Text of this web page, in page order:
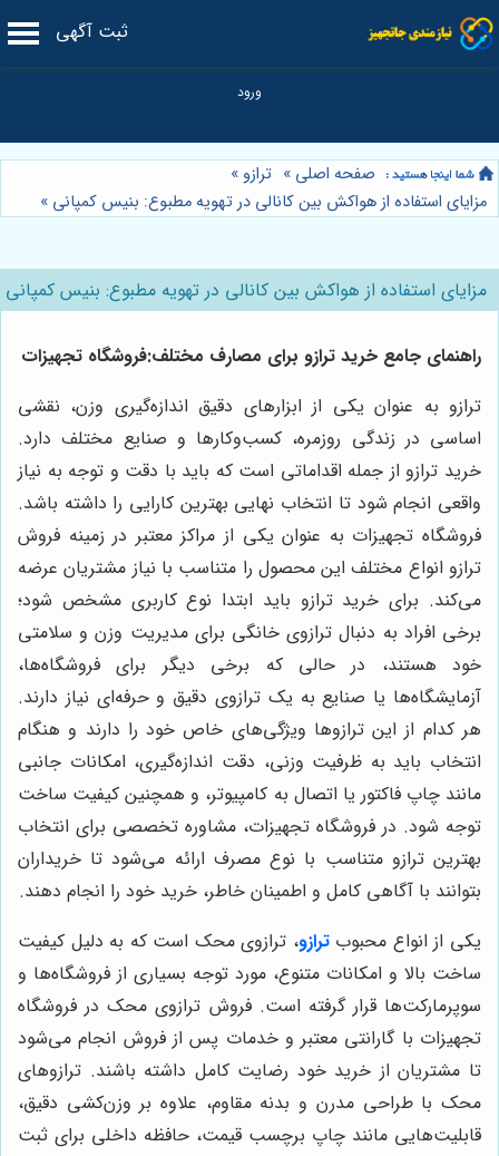
ثبت آگهی
صفحه اصلی » ترازو »
مزایای استفاده از هواکش بین کانالی در تهویه مطبوع: بنیس کمپانی »
مزایای استفاده از هواکش بین کانالی در تهویه مطبوع: بنیس کمپانی
راهنمای جامع خرید ترازو برای مصارف مختلف:فروشگاه تجهیزات
ترازو به عنوان یکی از ابزارهای دقیق اندازه‌گیری وزن، نقشی
اساسی در زندگی روزمره، کسب‌وکارها و صنایع مختلف دارد.
خرید ترازو از جمله اقداماتی است که باید با دقت و توجه به نیاز
واقعی انجام شود تا انتخاب نهایی بهترین کارایی را داشته باشد.
فروشگاه تجهیزات به عنوان یکی از مراکز معتبر در زمینه فروش
ترازو انواع مختلف این محصول را متناسب با نیاز مشتریان عرضه
می‌کند. برای خرید ترازو باید ابتدا نوع کاربری مشخص شود؛
برخی افراد به دنبال ترازوی خانگی برای مدیریت وزن و سلامتی
خود هستند، در حالی که برخی دیگر برای فروشگاه‌ها،
آزمایشگاه‌ها یا صنایع به یک ترازوی دقیق و حرفه‌ای نیاز دارند.
هر کدام از این ترازوها ویژگی‌های خاص خود را دارند و هنگام
انتخاب باید به ظرفیت وزنی، دقت اندازه‌گیری، امکانات جانبی
مانند چاپ فاکتور یا اتصال به کامپیوتر، و همچنین کیفیت ساخت
توجه شود. در فروشگاه تجهیزات، مشاوره تخصصی برای انتخاب
بهترین ترازو متناسب با نوع مصرف ارائه می‌شود تا خریداران
بتوانند با آگاهی کامل و اطمینان خاطر، خرید خود را انجام دهند.
یکی از انواع محبوب ترازو، ترازوی محک است که به دلیل کیفیت
ساخت بالا و امکانات متنوع، مورد توجه بسیاری از فروشگاه‌ها و
سوپرمارکت‌ها قرار گرفته است. فروش ترازوی محک در فروشگاه
تجهیزات با گارانتی معتبر و خدمات پس از فروش انجام می‌شود
تا مشتریان از خرید خود رضایت کامل داشته باشند. ترازوهای
محک با طراحی مدرن و بدنه مقاوم، علاوه بر وزن‌کشی دقیق،
قابلیت‌هایی مانند چاپ برچسب قیمت، حافظه داخلی برای ثبت